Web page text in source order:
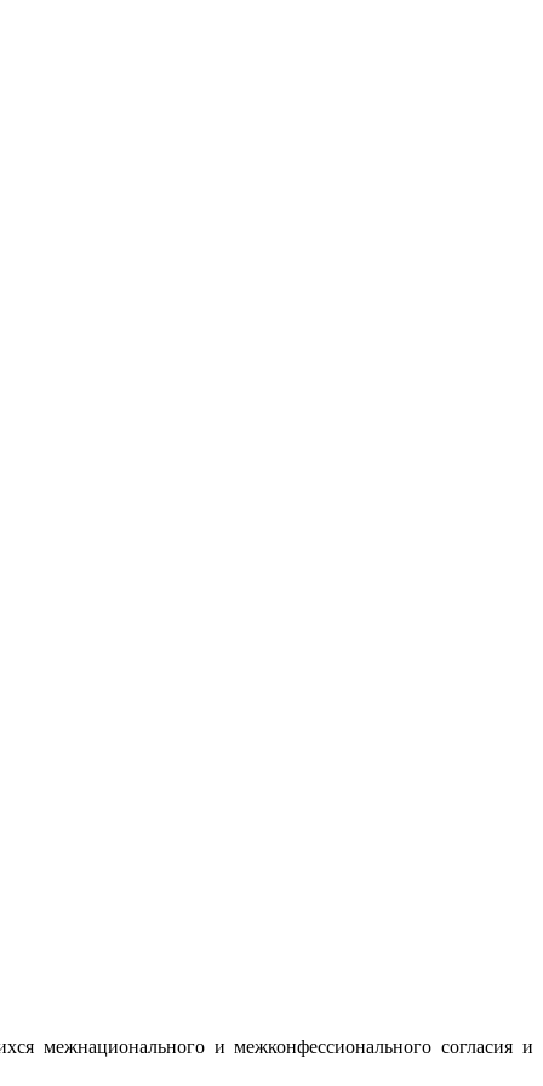
межнационального и межконфессионального согласия и